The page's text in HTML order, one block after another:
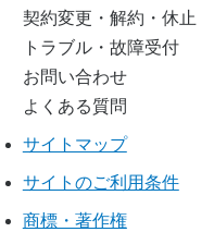
契約変更・解約・休止
トラブル・故障受付
お問い合わせ
よくある質問
サイトマップ
サイトのご利用条件
商標・著作権